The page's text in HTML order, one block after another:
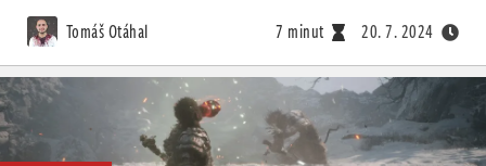
Tomáš Otáhal 7 minut 20. 7. 2024